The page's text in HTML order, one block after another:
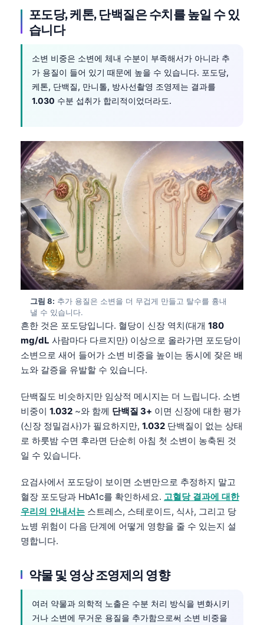
포도당, 케톤, 단백질은 수치를 높일 수 있
습니다
소변 비중은 소변에 체내 수분이 부족해서가 아니라 추
가 용질이 들어 있기 때문에 높을 수 있습니다. 포도당,
케톤, 단백질, 만니톨, 방사선촬영 조영제는 결과를
1.030 수분 섭취가 합리적이었더라도.
그림 8: 추가 용질은 소변을 더 무겁게 만들고 탈수를 흉내
낼 수 있습니다.
흔한 것은 포도당입니다. 혈당이 신장 역치(대개 180
mg/dL 사람마다 다르지만) 이상으로 올라가면 포도당이
소변으로 새어 들어가 소변 비중을 높이는 동시에 잦은 배
뇨와 갈증을 유발할 수 있습니다.
단백질도 비슷하지만 임상적 메시지는 더 느립니다. 소변
비중이 1.032 ~와 함께 단백질 3+ 이면 신장에 대한 평가
(신장 정밀검사)가 필요하지만, 1.032 단백질이 없는 상태
로 하룻밤 수면 후라면 단순히 아침 첫 소변이 농축된 것
일 수 있습니다.
요검사에서 포도당이 보이면 소변만으로 추정하지 말고
혈장 포도당과 HbA1c를 확인하세요. 고혈당 결과에 대한
우리의 안내서는 스트레스, 스테로이드, 식사, 그리고 당
뇨병 위험이 다음 단계에 어떻게 영향을 줄 수 있는지 설
명합니다.
약물 및 영상 조영제의 영향
여러 약물과 의학적 노출은 수분 처리 방식을 변화시키
거나 소변에 무거운 용질을 추가함으로써 소변 비중을
Català
Suomi
Slovenčina
كوردی‎
پښتو
سنڌي
සිංහල
অসমীয়া
Galego
Latviešu valoda
Euskara
Gàidhlig
Occitan
العربية المغربية
Afrikaans
Монгол
ພາສາລາວ
Basa Jawa
Cebuano
ئۇيغۇرچە
Кыргызча
Frysk
Ślōnskŏ gŏdka